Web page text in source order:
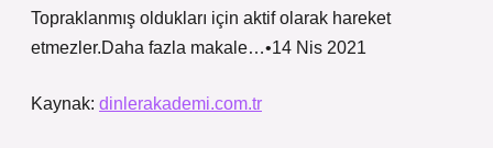
Topraklanmış oldukları için aktif olarak hareket
etmezler.Daha fazla makale…•14 Nis 2021
Kaynak: dinlerakademi.com.tr